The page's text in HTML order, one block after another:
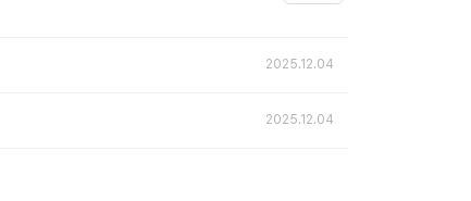
2025.12.04
2025.12.04